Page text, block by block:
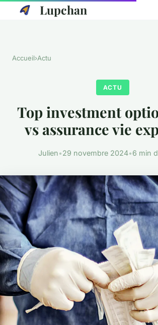
Lupchan
Accueil›Actu
ACTU
Top investment
vs assurance vie
Julien•29 novembre 2024•6 min